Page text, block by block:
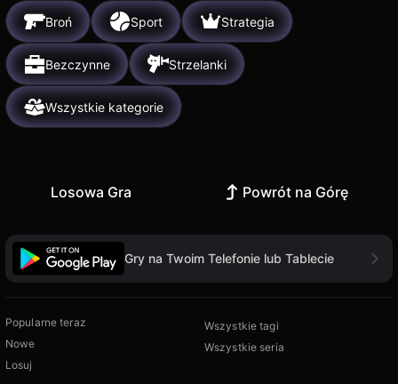
Broń Sport Strategia
Bezczynne Strzelanki
Wszystkie kategorie
Losowa Gra Powrót na Górę
Gry na Twoim Telefonie lub Tablecie
Popularne teraz
Nowe
Losuj
Wszystkie tagi
Wszystkie seria